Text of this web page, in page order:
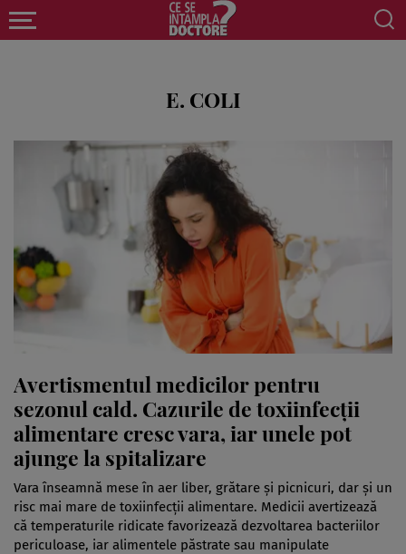
E. COLI
Avertismentul medicilor pentru
sezonul cald. Cazurile de toxiinfecții
alimentare cresc vara, iar unele pot
ajunge la spitalizare
Vara înseamnă mese în aer liber, grătare și picnicuri, dar și un
risc mai mare de toxiinfecții alimentare. Medicii avertizează
că temperaturile ridicate favorizează dezvoltarea bacteriilor
periculoase, iar alimentele păstrate sau manipulate